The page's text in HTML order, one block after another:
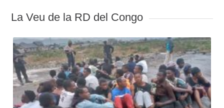
La Veu de la RD del Congo